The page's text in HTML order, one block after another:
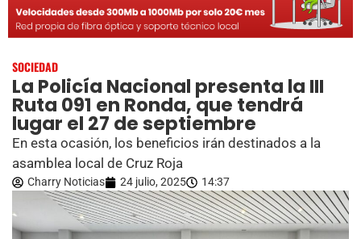
SOCIEDAD
La Policía Nacional presenta la III
Ruta 091 en Ronda, que tendrá
lugar el 27 de septiembre
En esta ocasión, los beneficios irán destinados a la
asamblea local de Cruz Roja
Charry Noticias 24 julio, 2025 14:37